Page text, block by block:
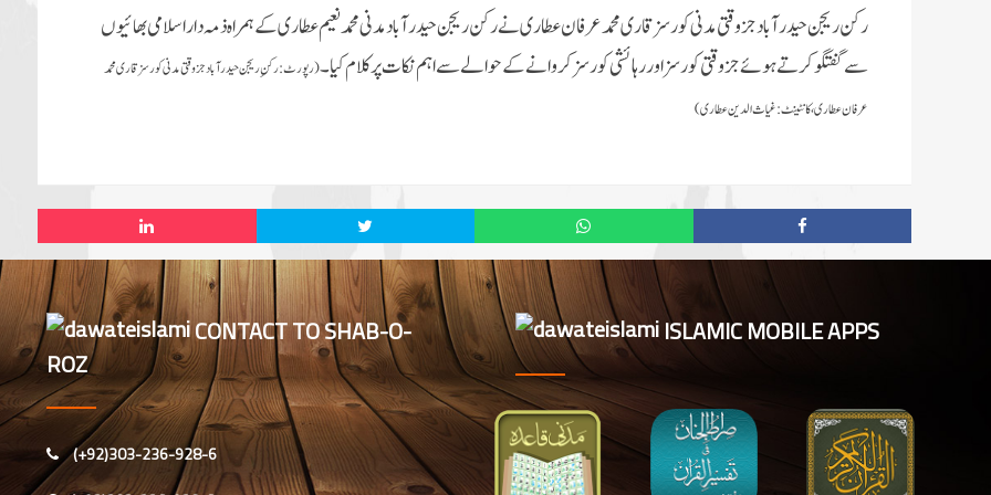
رکن ریجن حیدرآباد جزوقتی مدنی کورسز قاری محمد عرفان عطاری نےرکن ریجن حیدرآباد مدنی محمد نعیم عطاری کےہمراہ ذمہ داراسلامی بھائیوں
سےگفتگوکرتےہوئےجزوقتی کورسز اور رہائشی کورسز کروانے کےحوالے سےاہم نکات پرکلام کیا۔(رپورٹ:رکنِ ریجن حیدرآباد جزوقتی مدنی کورسز قاری محمد
عرفان عطاری ، کانٹینٹ: غیاث الدین عطاری)
CONTACT TO SHAB-O-
ROZ
(+92)303-236-928-6
ISLAMIC MOBILE APPS